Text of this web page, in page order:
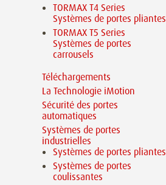
TORMAX T4 Series
Systèmes de portes pliantes
TORMAX T5 Series
Systèmes de portes
carrousels
Téléchargements
La Technologie iMotion
Sécurité des portes
automatiques
Systèmes de portes
industrielles
Systèmes de portes pliantes
Systèmes de portes
coulissantes